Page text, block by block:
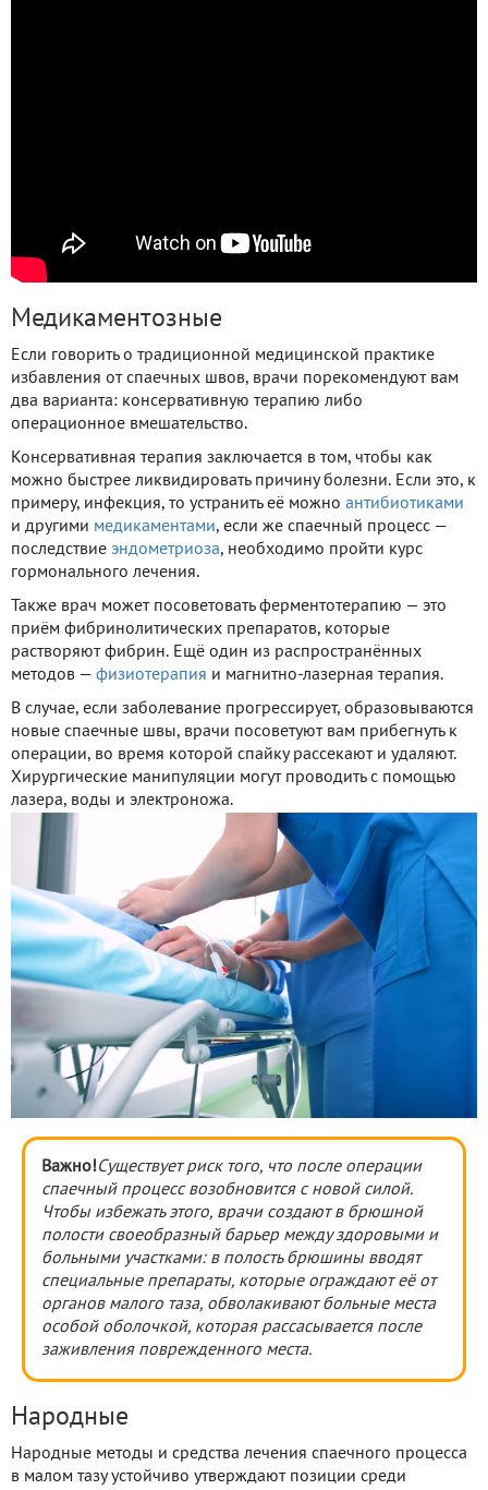
Медикаментозные
Если говорить о традиционной медицинской практике
избавления от спаечных швов, врачи порекомендуют вам
два варианта: консервативную терапию либо
операционное вмешательство.
Консервативная терапия заключается в том, чтобы как
можно быстрее ликвидировать причину болезни. Если это, к
примеру, инфекция, то устранить её можно антибиотиками
и другими медикаментами, если же спаечный процесс —
последствие эндометриоза, необходимо пройти курс
гормонального лечения.
Также врач может посоветовать ферментотерапию — это
приём фибринолитических препаратов, которые
растворяют фибрин. Ещё один из распространённых
методов — физиотерапия и магнитно-лазерная терапия.
В случае, если заболевание прогрессирует, образовываются
новые спаечные швы, врачи посоветуют вам прибегнуть к
операции, во время которой спайку рассекают и удаляют.
Хирургические манипуляции могут проводить с помощью
лазера, воды и электроножа.
Важно!Существует риск того, что после операции
спаечный процесс возобновится с новой силой.
Чтобы избежать этого, врачи создают в брюшной
полости своеобразный барьер между здоровыми и
больными участками: в полость брюшины вводят
специальные препараты, которые ограждают её от
органов малого таза, обволакивают больные места
особой оболочкой, которая рассасывается после
заживления поврежденного места.
Народные
Народные методы и средства лечения спаечного процесса
в малом тазу устойчиво утверждают позиции среди